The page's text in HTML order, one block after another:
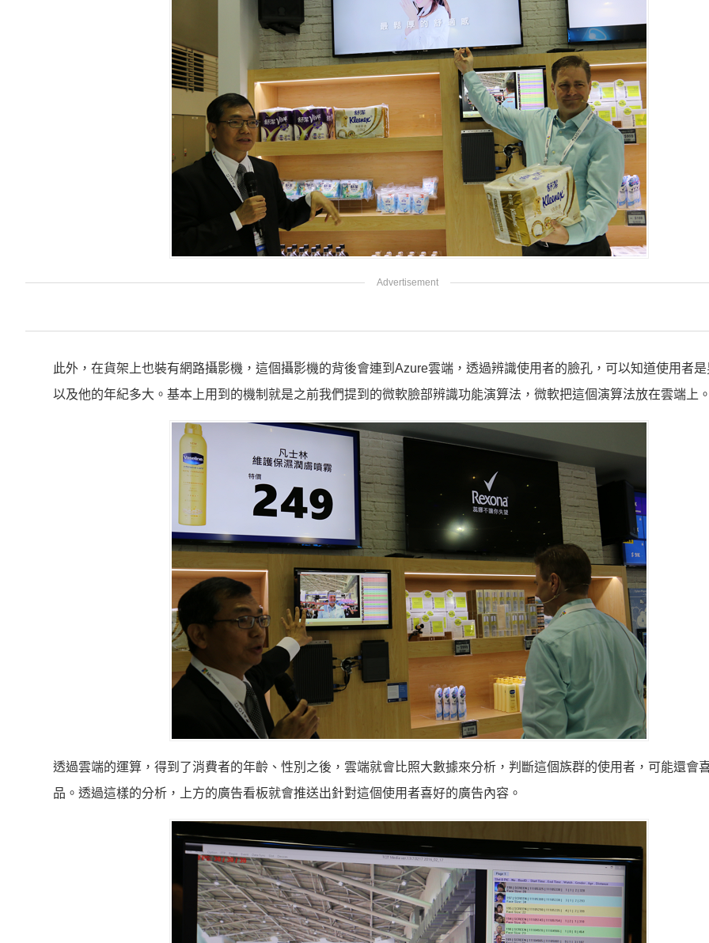
此外，在貨架上也裝有網路攝影機，這個攝影機的背後會連到Azure雲端，透過辨識使用者的臉孔，可以知道使用者是
以及他的年紀多大。基本上用到的機制就是之前我們提到的微軟臉部辨識功能演算法，微軟把這個演算法放在雲端上。
透過雲端的運算，得到了消費者的年齡、性別之後，雲端就會比照大數據來分析，判斷這個族群的使用者，可能還會
品。透過這樣的分析，上方的廣告看板就會推送出針對這個使用者喜好的廣告內容。